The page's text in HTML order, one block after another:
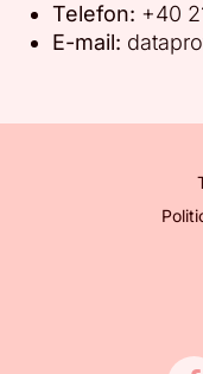
Telefon: +40
E-mail: